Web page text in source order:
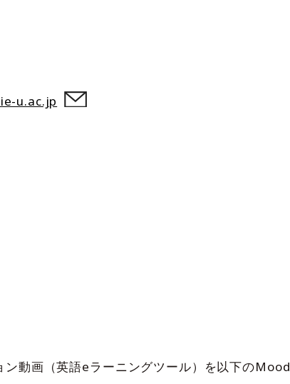
u.ac.jp
動画（英語eラーニングツール）を以下の